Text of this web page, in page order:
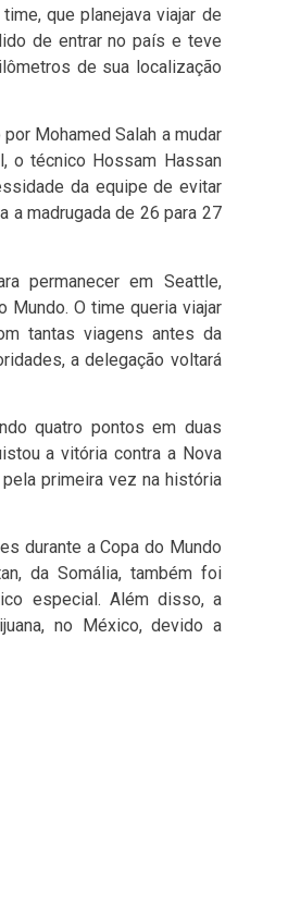
que planejava viajar de
de entrar no país e teve
de sua localização
Mohamed Salah a mudar
o técnico Hossam Hassan
da equipe de evitar
madrugada de 26 para 27
permanecer em Seattle,
Mundo. O time queria viajar
tantas viagens antes da
a delegação voltará
quatro pontos em duas
a vitória contra a Nova
primeira vez na história
durante a Copa do Mundo
da Somália, também foi
especial. Além disso, a
no México, devido a